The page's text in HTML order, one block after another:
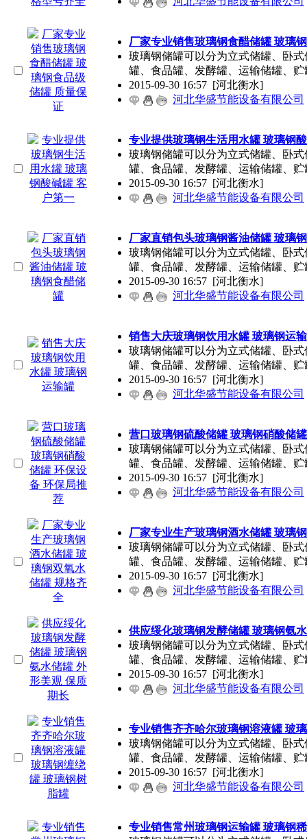
厂家专业销售玻璃钢食醋储罐 玻璃
玻璃钢储罐可以分为立式储罐、卧
罐、食品罐、发酵罐、运输储罐、贮
2015-09-30 16:57 [河北衡水]
河北华盛节能设备有限公司
专业提供玻璃钢生活用水罐 玻璃钢
玻璃钢储罐可以分为立式储罐、卧
罐、食品罐、发酵罐、运输储罐、贮
2015-09-30 16:57 [河北衡水]
河北华盛节能设备有限公司
厂家直销包头玻璃钢酱油储罐 玻璃
玻璃钢储罐可以分为立式储罐、卧
罐、食品罐、发酵罐、运输储罐、贮
2015-09-30 16:57 [河北衡水]
河北华盛节能设备有限公司
销售大庆玻璃钢饮用水罐 玻璃钢运
玻璃钢储罐可以分为立式储罐、卧
罐、食品罐、发酵罐、运输储罐、贮
2015-09-30 16:57 [河北衡水]
河北华盛节能设备有限公司
营口玻璃钢硫酸储罐 玻璃钢硝酸储
玻璃钢储罐可以分为立式储罐、卧
罐、食品罐、发酵罐、运输储罐、贮
2015-09-30 16:57 [河北衡水]
河北华盛节能设备有限公司
厂家专业生产玻璃钢酒水储罐 玻璃
玻璃钢储罐可以分为立式储罐、卧
罐、食品罐、发酵罐、运输储罐、贮
2015-09-30 16:57 [河北衡水]
河北华盛节能设备有限公司
供应绥化玻璃钢发酵储罐 玻璃钢氨
玻璃钢储罐可以分为立式储罐、卧
罐、食品罐、发酵罐、运输储罐、贮
2015-09-30 16:57 [河北衡水]
河北华盛节能设备有限公司
专业销售齐齐哈尔玻璃钢溶液罐 玻
玻璃钢储罐可以分为立式储罐、卧
罐、食品罐、发酵罐、运输储罐、贮
2015-09-30 16:57 [河北衡水]
河北华盛节能设备有限公司
专业销售常州玻璃钢运输罐 玻璃钢